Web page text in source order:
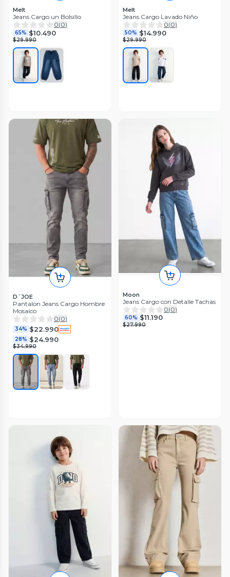
Melt
Jeans Cargo un Bolsillo
0(0)
65% $10.490
$29.990
Melt
Jeans Cargo Lavado Niño
0(0)
50% $14.990
$29.990
D´JOE
Pantalon Jeans Cargo Hombre
Mosaico
0(0)
34% $22.990
28% $24.990
$34.990
Moon
Jeans Cargo con Detalle Tachas
0(0)
60% $11.190
$27.990